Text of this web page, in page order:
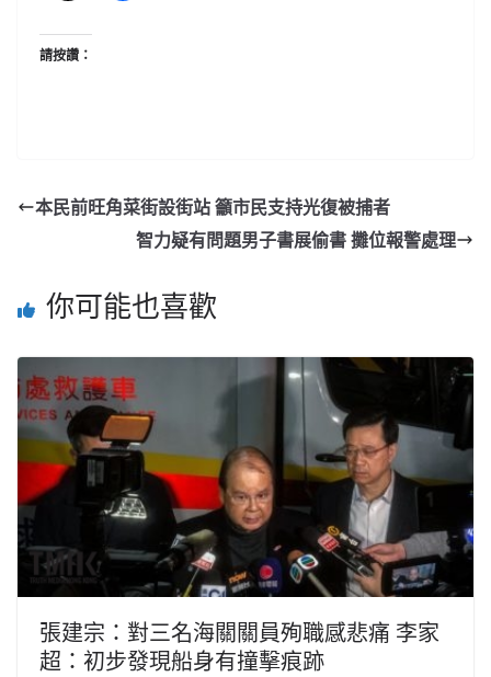
請按讚：
本民前旺角菜街設街站 籲市民支持光復被捕者
智力疑有問題男子書展偷書 攤位報警處理
你可能也喜歡
張建宗：對三名海關關員殉職感悲痛 李家
超：初步發現船身有撞擊痕跡